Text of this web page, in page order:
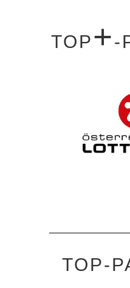
TOP+-
TOP-